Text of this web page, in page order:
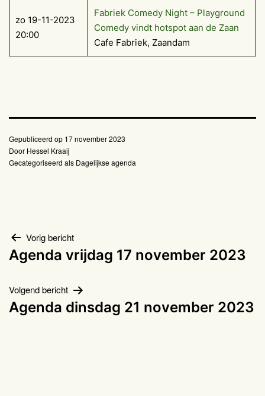
zo 19-11-2023
20:00
Fabriek Comedy Night – Playground
Comedy vindt hotspot aan de Zaan
Cafe Fabriek, Zaandam
Gepubliceerd op 17 november 2023
Door Hessel Kraaij
Gecategoriseerd als Dagelijkse agenda
Bericht
navigatie
Vorig bericht
Agenda vrijdag 17 november 2023
Volgend bericht
Agenda dinsdag 21 november 2023